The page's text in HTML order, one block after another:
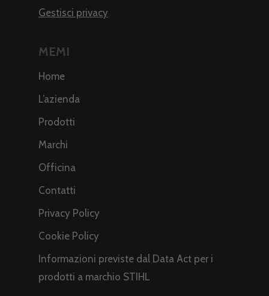
Gestisci privacy
MEMI
Home
L’azienda
Prodotti
Marchi
Officina
Contatti
Privacy Policy
Cookie Policy
Informazioni previste dal Data Act per i
prodotti a marchio STIHL